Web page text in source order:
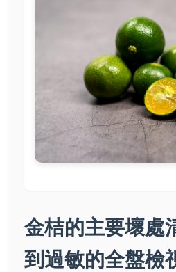
金桔的主要壞處
到過敏的全盤檢